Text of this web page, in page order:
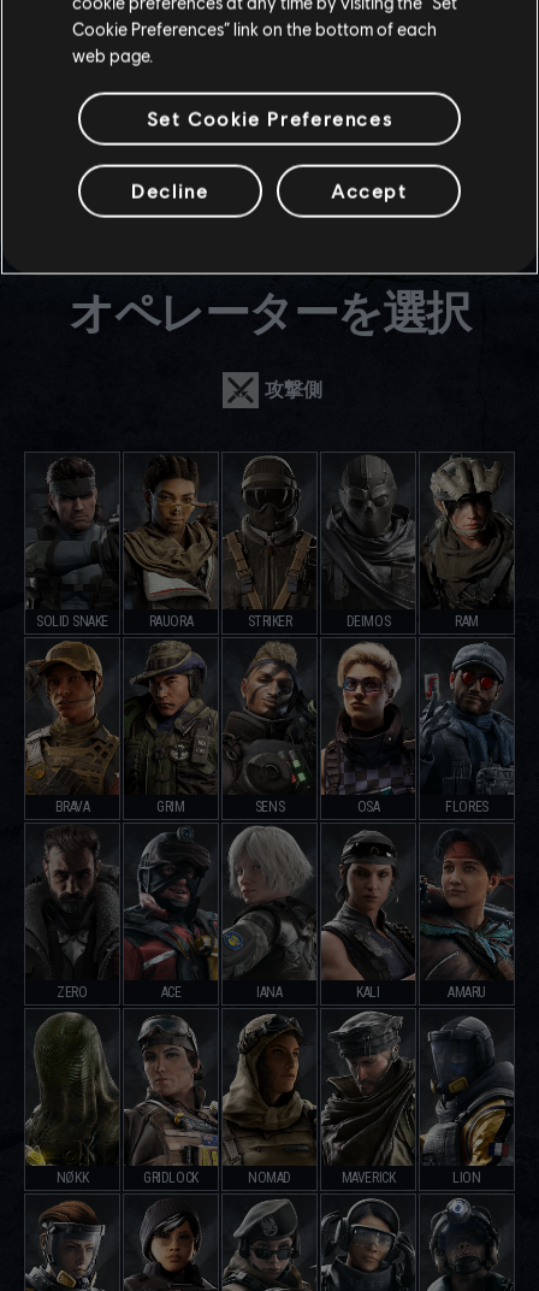
を深めたThatcherとは特に仲良くしている。親しみやすい
彼女の存在は、Dokkaebiが消えたことに関する彼の不安を
和らげ、そうして得られた落ち着きがスクワッドの大きな
ずだ[…]
-- ヴァイパーストライク・スクワッドリーダー、今
川“Hibana”由美子
オペレーターを選択
攻撃側
SOLID SNAKE RAUORA STRIKER DEIMOS RAM
BRAVA GRIM SENS OSA FLORES
ZERO ACE IANA KALI AMARU
NØKK GRIDLOCK NOMAD MAVERICK LION
Cookie Preferences” link on the bottom of each
web page.
Set Cookie Preferences
Decline Accept